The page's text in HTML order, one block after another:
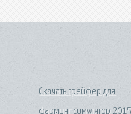
Скачать грейфер для
фарминг симулятор 2015